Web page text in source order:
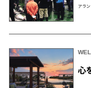
アラ
心